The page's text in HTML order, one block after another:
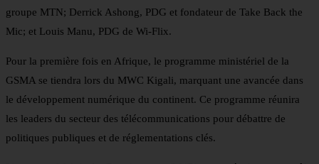
groupe MTN; Derrick Ashong, PDG et fondateur de Take Back the
Mic; et Louis Manu, PDG de Wi-Flix.
Pour la première fois en Afrique, le programme ministériel de la
GSMA se tiendra lors du MWC Kigali, marquant une avancée dans
le développement numérique du continent. Ce programme réunira
les leaders du secteur des télécommunications pour débattre de
politiques publiques et de réglementations clés.